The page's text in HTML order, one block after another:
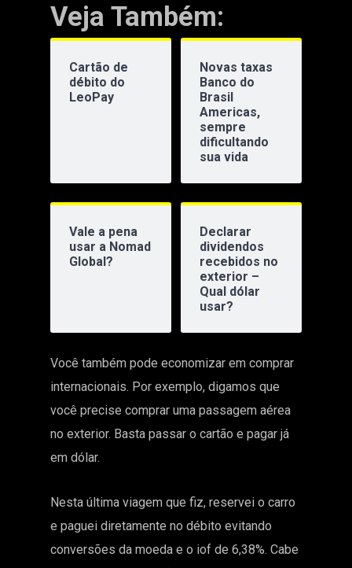
Veja Também:
Cartão de
débito do
LeoPay
Novas taxas
Banco do
Brasil
Americas,
sempre
dificultando
sua vida
Vale a pena
usar a Nomad
Global?
Declarar
dividendos
recebidos no
exterior –
Qual dólar
usar?
Você também pode economizar em comprar
internacionais. Por exemplo, digamos que
você precise comprar uma passagem aérea
no exterior. Basta passar o cartão e pagar já
em dólar.
Nesta última viagem que fiz, reservei o carro
e paguei diretamente no débito evitando
conversões da moeda e o iof de 6,38%. Cabe